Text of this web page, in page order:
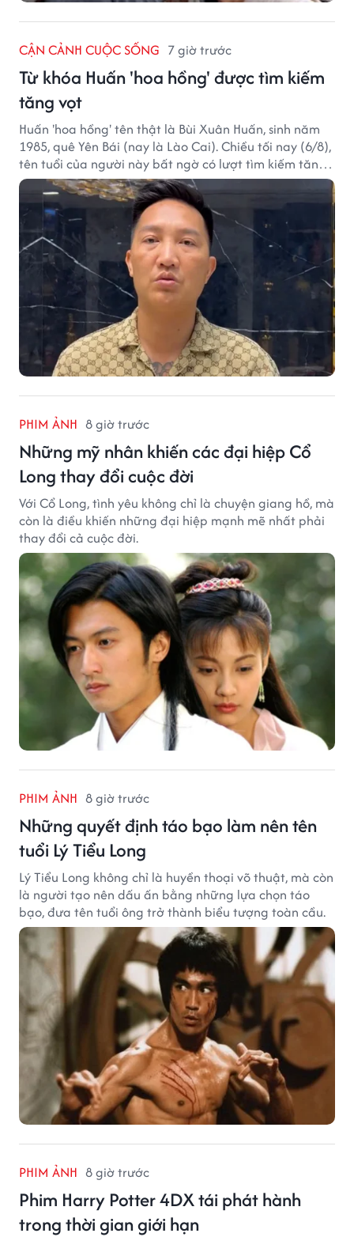
CẬN CẢNH CUỘC SỐNG 7 giờ trước
Từ khóa Huấn 'hoa hồng' được tìm kiếm
tăng vọt
Huấn 'hoa hồng' tên thật là Bùi Xuân Huấn, sinh năm
1985, quê Yên Bái (nay là Lào Cai). Chiều tối nay (6/8),
tên tuổi của người này bất ngờ có lượt tìm kiếm tăng
vọt.
PHIM ẢNH 8 giờ trước
Những mỹ nhân khiến các đại hiệp Cổ
Long thay đổi cuộc đời
Với Cổ Long, tình yêu không chỉ là chuyện giang hồ, mà
còn là điều khiến những đại hiệp mạnh mẽ nhất phải
thay đổi cả cuộc đời.
PHIM ẢNH 8 giờ trước
Những quyết định táo bạo làm nên tên
tuổi Lý Tiểu Long
Lý Tiểu Long không chỉ là huyền thoại võ thuật, mà còn
là người tạo nên dấu ấn bằng những lựa chọn táo
bạo, đưa tên tuổi ông trở thành biểu tượng toàn cầu.
PHIM ẢNH 8 giờ trước
Phim Harry Potter 4DX tái phát hành
trong thời gian giới hạn